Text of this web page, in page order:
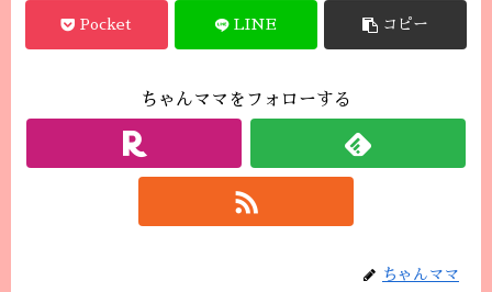
Pocket LINE コピー
ちゃんママをフォローする
ちゃんママ